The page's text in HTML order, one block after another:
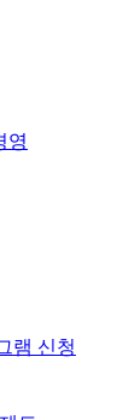
영
램 신청